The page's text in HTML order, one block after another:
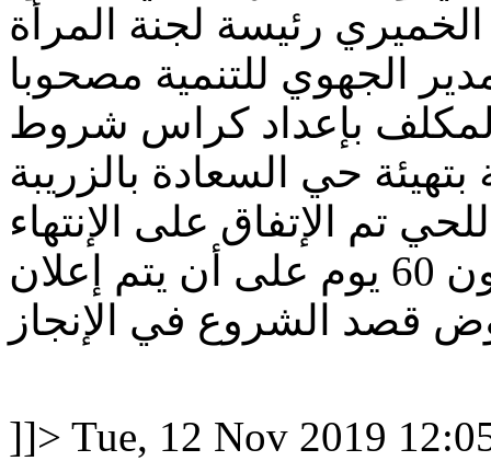
رئيسة لجنة المرأة
الجهوي للتنمية مصحوبا
بإعداد كراس شروط
حي السعادة بالزريبة
تم الإتفاق على الإنتهاء
من المراحل التحضيرية في غضون 60 يوم على أن يتم إعلان
قصد الشروع في الإنجاز
]]> Tue, 12 Nov 2019